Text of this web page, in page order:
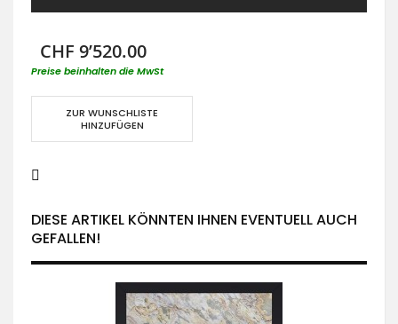
CHF 9’520.00
Preise beinhalten die MwSt
ZUR WUNSCHLISTE
HINZUFÜGEN
DIESE ARTIKEL KÖNNTEN IHNEN EVENTUELL AUCH
GEFALLEN!